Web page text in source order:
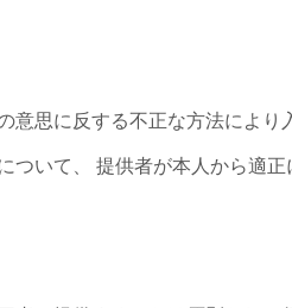
思に反する不正な方法により
いて、 提供者が本人から適